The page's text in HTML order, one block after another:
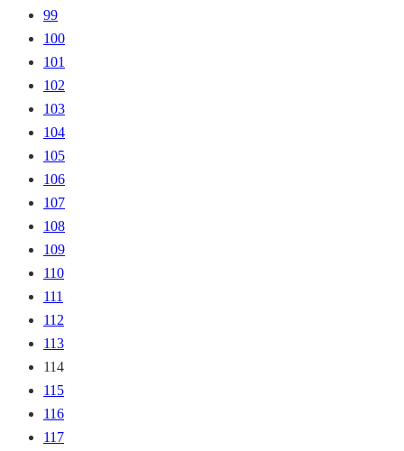
99
100
101
102
103
104
105
106
107
108
109
110
111
112
113
114
115
116
117